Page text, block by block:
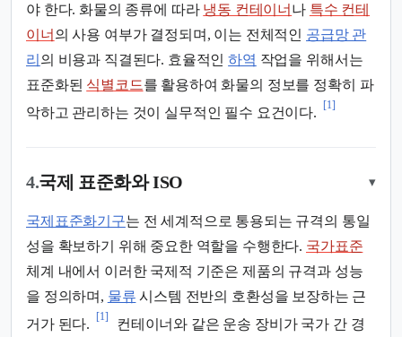
야 한다. 화물의 종류에 따라 냉동 컨테이너 나 특수 컨테
이너 의 사용 여부가 결정되며, 이는 전체적인 공급망 관
리 의 비용과 직결된다. 효율적인하역 작업을 위해서는
표준화된 식별코드를 활용하여 화물의 정보를 정확히 파
악하고 관리하는 것이 실무적인 필수 요건이다.
[1]
4.국제 표준화와 ISO ▾
국제표준화기구는 전 세계적으로 통용되는 규격의 통일
성을 확보하기 위해 중요한 역할을 수행한다. 국가표준
체계 내에서 이러한 국제적 기준은 제품의 규격과 성능
을 정의하며, 물류 시스템 전반의 호환성을 보장하는 근
거가 된다.
[1]
컨테이너와 같은 운송 장비가 국가 간 경